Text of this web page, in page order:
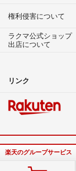
権利侵害について
ラクマ公式ショップ
出店について
リンク
楽天のグループサービス